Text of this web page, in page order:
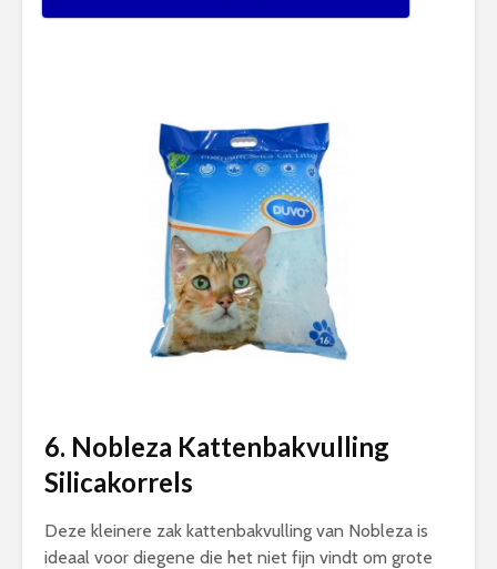
6. Nobleza Kattenbakvulling
Silicakorrels
Deze kleinere zak kattenbakvulling van Nobleza is
ideaal voor diegene die het niet fijn vindt om grote